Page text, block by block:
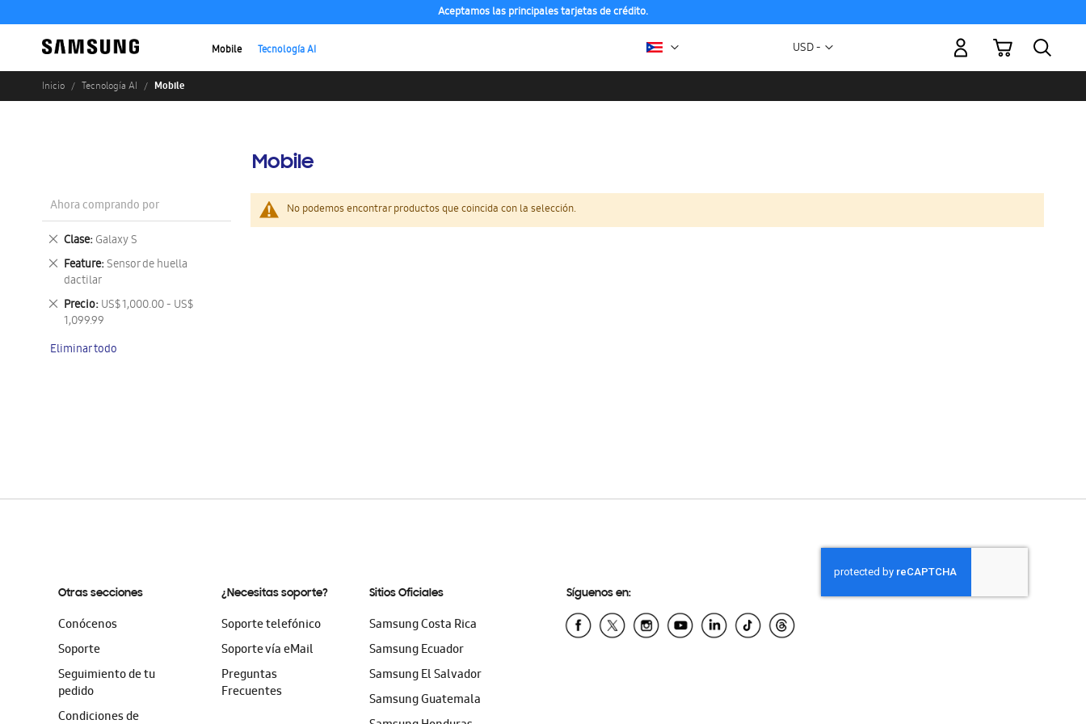
Aceptamos las principales tarjetas de crédito.
Mobile Tecnología AI Moneda
USD -
Mi carrito
Inicio Tecnología AI Mobile
Mobile
No podemos encontrar productos que coincida con la selección.
Ahora comprando por
Clase Galaxy S
Eliminar
este
artículo
Feature Sensor de huella
dactilar
Eliminar
este
artículo
Precio US$ 1,000.00 - US$
1,099.99
Eliminar
este
Eliminar todo
Otras secciones
Conócenos
Soporte
Seguimiento de tu
pedido
Condiciones de
¿Necesitas soporte?
Soporte telefónico
Soporte vía eMail
Preguntas
Frecuentes
Sitios Oficiales
Samsung Costa Rica
Samsung Ecuador
Samsung El Salvador
Samsung Guatemala
Síguenos en: